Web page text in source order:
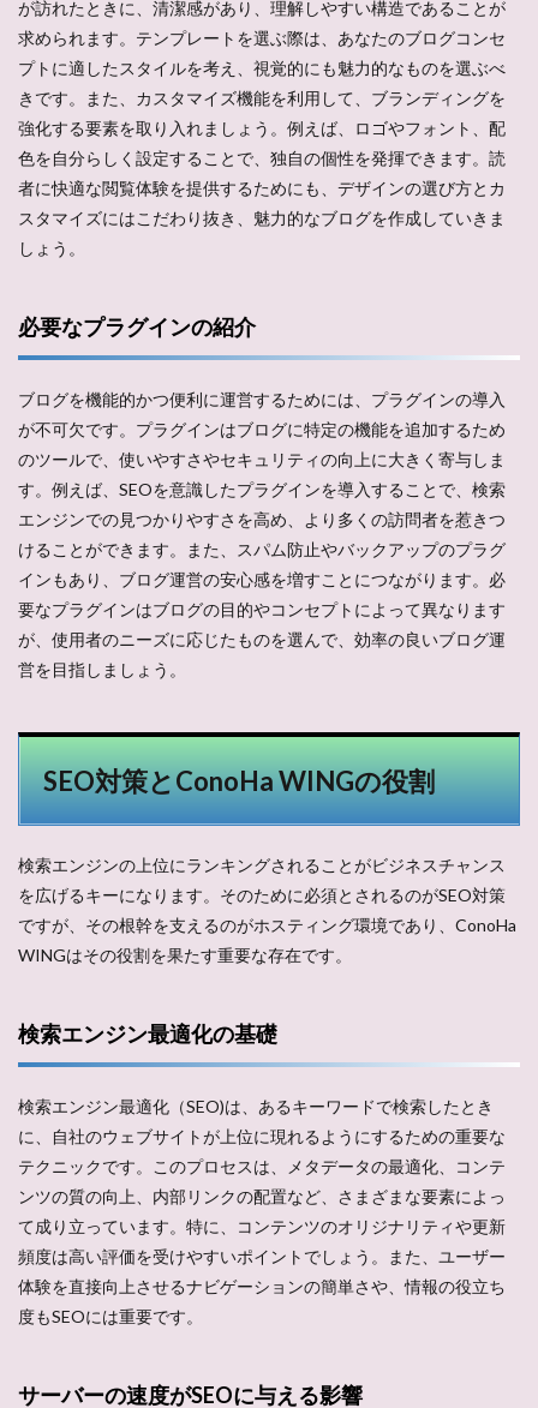
が訪れたときに、清潔感があり、理解しやすい構造であることが
求められます。テンプレートを選ぶ際は、あなたのブログコンセ
プトに適したスタイルを考え、視覚的にも魅力的なものを選ぶべ
きです。また、カスタマイズ機能を利用して、ブランディングを
強化する要素を取り入れましょう。例えば、ロゴやフォント、配
色を自分らしく設定することで、独自の個性を発揮できます。読
者に快適な閲覧体験を提供するためにも、デザインの選び方とカ
スタマイズにはこだわり抜き、魅力的なブログを作成していきま
しょう。
必要なプラグインの紹介
ブログを機能的かつ便利に運営するためには、プラグインの導入
が不可欠です。プラグインはブログに特定の機能を追加するため
のツールで、使いやすさやセキュリティの向上に大きく寄与しま
す。例えば、SEOを意識したプラグインを導入することで、検索
エンジンでの見つかりやすさを高め、より多くの訪問者を惹きつ
けることができます。また、スパム防止やバックアップのプラグ
インもあり、ブログ運営の安心感を増すことにつながります。必
要なプラグインはブログの目的やコンセプトによって異なります
が、使用者のニーズに応じたものを選んで、効率の良いブログ運
営を目指しましょう。
SEO対策とConoHa WINGの役割
検索エンジンの上位にランキングされることがビジネスチャンス
を広げるキーになります。そのために必須とされるのがSEO対策
ですが、その根幹を支えるのがホスティング環境であり、ConoHa
WINGはその役割を果たす重要な存在です。
検索エンジン最適化の基礎
検索エンジン最適化（SEO)は、あるキーワードで検索したとき
に、自社のウェブサイトが上位に現れるようにするための重要な
テクニックです。このプロセスは、メタデータの最適化、コンテ
ンツの質の向上、内部リンクの配置など、さまざまな要素によっ
て成り立っています。特に、コンテンツのオリジナリティや更新
頻度は高い評価を受けやすいポイントでしょう。また、ユーザー
体験を直接向上させるナビゲーションの簡単さや、情報の役立ち
度もSEOには重要です。
サーバーの速度がSEOに与える影響